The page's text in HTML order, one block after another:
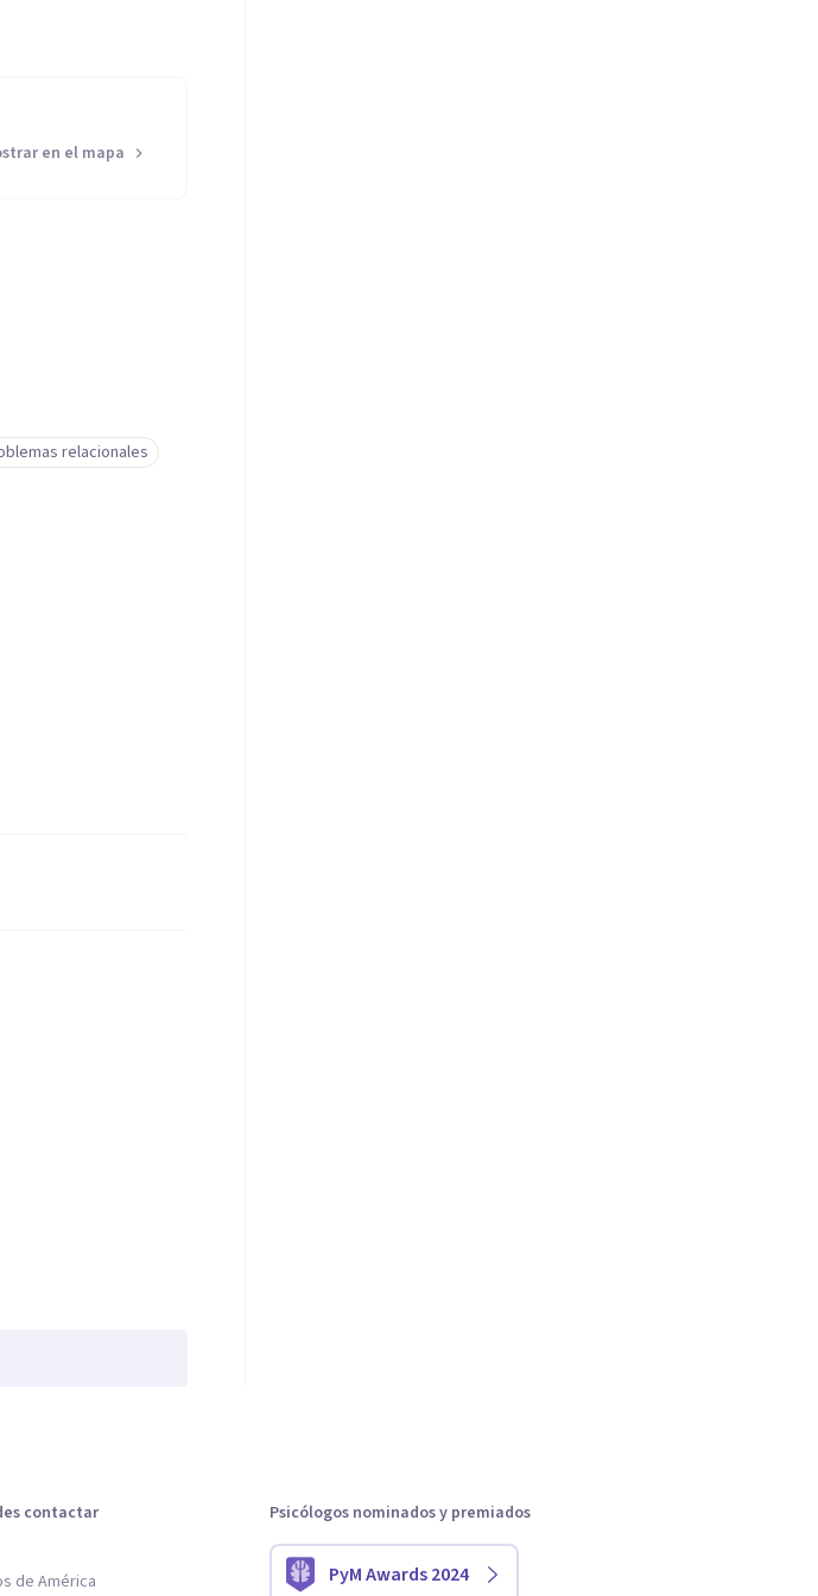
en el mapa
relacionales
contactar
de América
Psicólogos nominados y premiados
PyM Awards 2024